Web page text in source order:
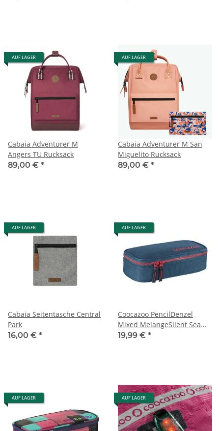
AUF LAGER
Cabaia Adventurer M
Angers TU Rucksack
89,00 € *
AUF LAGER
Cabaia Adventurer M San
Miguelito Rucksack
89,00 € *
AUF LAGER
Cabaia Seitentasche Central
Park
16,00 € *
AUF LAGER
Coocazoo PencilDenzel
Mixed MelangeSilent Sea
Schlampermäppchen
19,99 € *
AUF LAGER AUF LAGER